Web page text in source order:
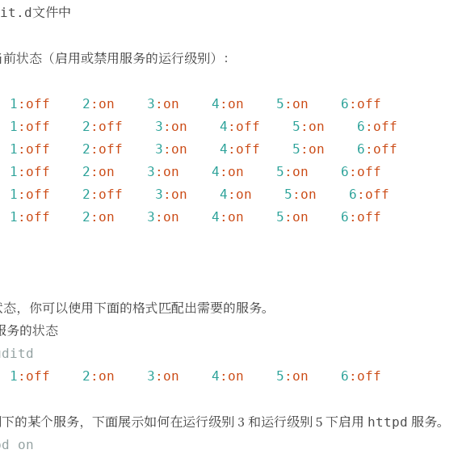
文件中
状态（启用或禁用服务的运行级别）：
1 :off 2 :on 3 :on 4 :on 5 :on 6 :off
1 :off 2 :off 3 :on 4 :off 5 :on 6 :off
1 :off 2 :off 3 :on 4 :off 5 :on 6 :off
1 :off 2 :on 3 :on 4 :on 5 :on 6 :off
1 :off 2 :off 3 :on 4 :on 5 :on 6 :off
1 :off 2 :on 3 :on 4 :on 5 :on 6 :off
，你可以使用下面的格式匹配出需要的服务。
务的状态
1 :off 2 :on 3 :on 4 :on 5 :on 6 :off
的某个服务，下面展示如何在运行级别 3 和运行级别 5 下启用 httpd 服务。
on